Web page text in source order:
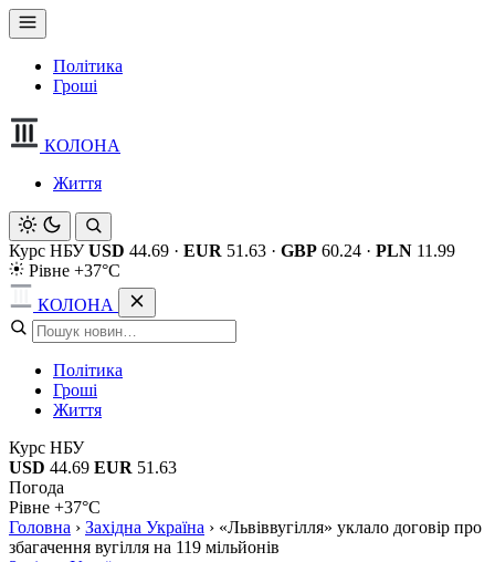
Політика
Гроші
КОЛОНА
Життя
Курс НБУ USD 44.69 · EUR 51.63 · GBP 60.24 · PLN 11.99
Рівне +37°C
КОЛОНА
Політика
Гроші
Життя
Курс НБУ
USD 44.69 EUR 51.63
Погода
Рівне +37°C
Головна › Західна Україна › «Львіввугілля» уклало договір про
збагачення вугілля на 119 мільйонів